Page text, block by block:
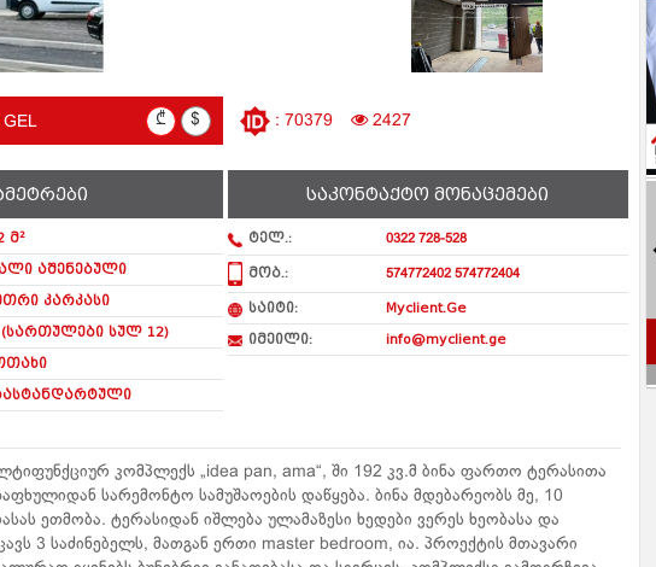
GEL ₾ $ : 70379 2427
საკონტაქტო მონაცემები
მ²
აშენებული
კარკასი
(სართულები სულ 12)
ტელ.: 0322 728-528
მობ.: 574772402 574772404
საიტი:
Myclient.Ge
იმეილი:
info@myclient.ge
კომპლექს „idea pan, ama“, ში 192 კვ.მ ბინა ფართო ტერასითა
სარემონტო სამუშაოების დაწყება. ბინა მდებარეობს მე, 10
ეთმობა. ტერასიდან იშლება ულამაზესი ხედები ვერეს ხეობასა და
3 საძინებელს, მათგან ერთი master bedroom, ია. პროექტის მთავარი